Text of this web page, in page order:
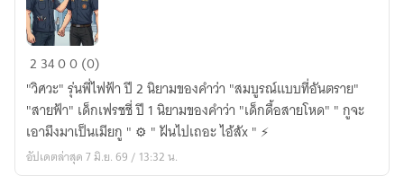
สายฟ้า
กับ
วิศวะ
2 3400 (0)
"วิศวะ" รุ่นพี่ไฟฟ้า ปี 2 นิยามของคำว่า "สมบูรณ์แบบที่อันตราย"
"สายฟ้า" เด็กเฟรชชี่ ปี 1 นิยามของคำว่า "เด็กดื้อสายโหด" " กูจะ
เอามึงมาเป็นเมียกู " ⚙️ " ฝันไปเถอะ ไอ้สัx " ⚡
อัปเดตล่าสุด 7 มิ.ย. 69 / 13:32 น.